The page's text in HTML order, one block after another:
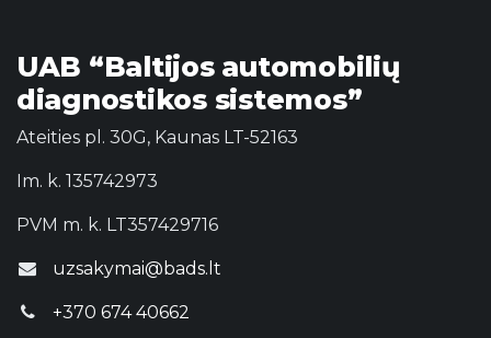
UAB “Baltijos automobilių
diagnostikos sistemos”
Ateities pl. 30G, Kaunas LT-52163
Im. k. 135742973
PVM m. k. LT357429716
uzsakymai@bads.lt
+370 674 40662